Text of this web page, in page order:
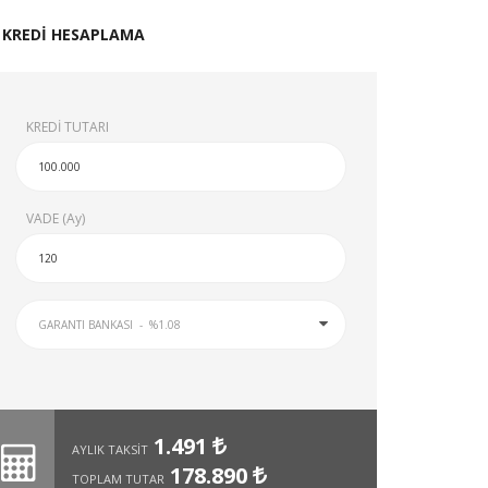
KREDİ HESAPLAMA
KREDİ TUTARI
VADE (Ay)
AYLIK TAKSİT 1.491
TOPLAM TUTAR 178.890